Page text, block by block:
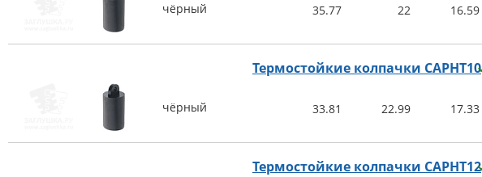
чёрный 35.77 22 16.59
Термостойкие колпачки CAPHT10
чёрный 33.81 22.99 17.33
Термостойкие колпачки CAPHT12